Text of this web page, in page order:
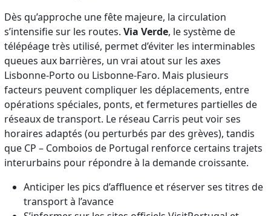
Dès qu’approche une fête majeure, la circulation
s’intensifie sur les routes.Via Verde, le système de
télépéage très utilisé, permet d’éviter les interminables
queues aux barrières, un vrai atout sur les axes
Lisbonne-Porto ou Lisbonne-Faro. Mais plusieurs
facteurs peuvent compliquer les déplacements, entre
opérations spéciales, ponts, et fermetures partielles de
réseaux de transport. Le réseau Carris peut voir ses
horaires adaptés (ou perturbés par des grèves), tandis
que CP – Comboios de Portugal renforce certains trajets
interurbains pour répondre à la demande croissante.
Anticiper les pics d’affluence et réserver ses titres de
transport à l’avance